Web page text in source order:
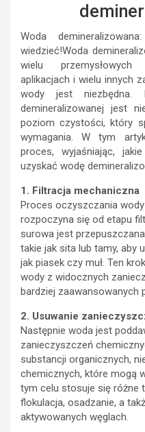
Woda
wiedzieć!Woda
wielu przemysłowych
aplikacjach i wielu innych
wody jest niezbędna.
demineralizowanej jest
poziom czystości, który
wymagania. W tym
proces, wyjaśniając,
uzyskać wodę
1. Filtracja mechaniczna
Proces oczyszczania
rozpoczyna się od etapu
surowa jest
takie jak sita lub tamy, aby
jak piasek czy muł. Ten
wody z widocznych
bardziej zaawansowanych
2. Usuwanie
Następnie woda jest
zanieczyszczeń
substancji organicznych,
chemicznych, które mogą
tym celu stosuje się różne
flokulacja, osadzanie, a
aktywowanych węglach.